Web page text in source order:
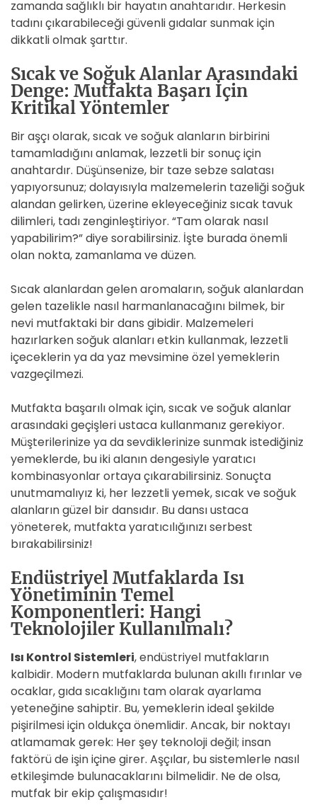
zamanda sağlıklı bir hayatın anahtarıdır. Herkesin
tadını çıkarabileceği güvenli gıdalar sunmak için
dikkatli olmak şarttır.
Sıcak ve Soğuk Alanlar Arasındaki
Denge: Mutfakta Başarı İçin
Kritikal Yöntemler
Bir aşçı olarak, sıcak ve soğuk alanların birbirini
tamamladığını anlamak, lezzetli bir sonuç için
anahtardır. Düşünsenize, bir taze sebze salatası
yapıyorsunuz; dolayısıyla malzemelerin tazeliği soğuk
alandan gelirken, üzerine ekleyeceğiniz sıcak tavuk
dilimleri, tadı zenginleştiriyor. “Tam olarak nasıl
yapabilirim?” diye sorabilirsiniz. İşte burada önemli
olan nokta, zamanlama ve düzen.
Sıcak alanlardan gelen aromaların, soğuk alanlardan
gelen tazelikle nasıl harmanlanacağını bilmek, bir
nevi mutfaktaki bir dans gibidir. Malzemeleri
hazırlarken soğuk alanları etkin kullanmak, lezzetli
içeceklerin ya da yaz mevsimine özel yemeklerin
vazgeçilmezi.
Mutfakta başarılı olmak için, sıcak ve soğuk alanlar
arasındaki geçişleri ustaca kullanmanız gerekiyor.
Müşterilerinize ya da sevdiklerinize sunmak istediğiniz
yemeklerde, bu iki alanın dengesiyle yaratıcı
kombinasyonlar ortaya çıkarabilirsiniz. Sonuçta
unutmamalıyız ki, her lezzetli yemek, sıcak ve soğuk
alanların güzel bir dansıdır. Bu dansı ustaca
yöneterek, mutfakta yaratıcılığınızı serbest
bırakabilirsiniz!
Endüstriyel Mutfaklarda Isı
Yönetiminin Temel
Komponentleri: Hangi
Teknolojiler Kullanılmalı?
Isı Kontrol Sistemleri, endüstriyel mutfakların
kalbidir. Modern mutfaklarda bulunan akıllı fırınlar ve
ocaklar, gıda sıcaklığını tam olarak ayarlama
yeteneğine sahiptir. Bu, yemeklerin ideal şekilde
pişirilmesi için oldukça önemlidir. Ancak, bir noktayı
atlamamak gerek: Her şey teknoloji değil; insan
faktörü de işin içine girer. Aşçılar, bu sistemlerle nasıl
etkileşimde bulunacaklarını bilmelidir. Ne de olsa,
mutfak bir ekip çalışmasıdır!